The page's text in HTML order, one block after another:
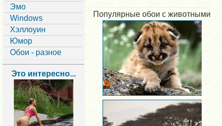
Эмо
Windows
Хэллоуин
Юмор
Обои - разное
Это интересно...
Популярные обои с животными